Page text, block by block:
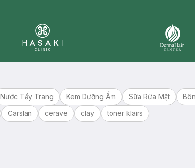
Nước Tẩy Trang Kem Dưỡng Ẩm Sữa Rửa Mặt
Carslan cerave olay toner klairs